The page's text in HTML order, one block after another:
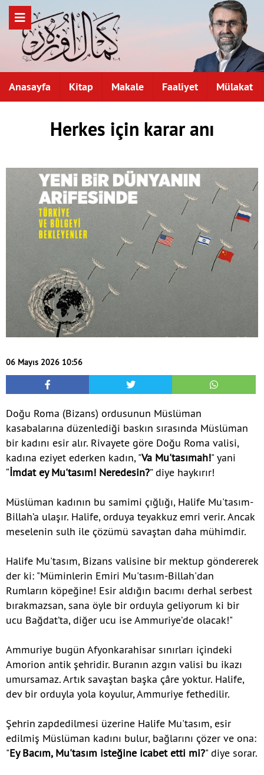
Anasayfa Kitap Makale Faaliyet Mülakat
Herkes için karar anı
06 Mayıs 2026 10:56
Doğu Roma (Bizans) ordusunun Müslüman
kasabalarına düzenlediği baskın sırasında Müslüman
bir kadını esir alır. Rivayete göre Doğu Roma valisi,
kadına eziyet ederken kadın, "Va Mu'tasımah!" yani
“İmdat ey Mu'tasım! Neredesin?” diye haykırır!
Müslüman kadının bu samimi çığlığı, Halife Mu'tasım-
Billah’a ulaşır. Halife, orduya teyakkuz emri verir. Ancak
meselenin sulh ile çözümü savaştan daha mühimdir.
Halife Mu'tasım, Bizans valisine bir mektup göndererek
der ki: "Müminlerin Emiri Mu'tasım-Billah'dan
Rumların köpeğine! Esir aldığın bacımı derhal serbest
bırakmazsan, sana öyle bir orduyla geliyorum ki bir
ucu Bağdat’ta, diğer ucu ise Ammuriye’de olacak!"
Ammuriye bugün Afyonkarahisar sınırları içindeki
Amorion antik şehridir. Buranın azgın valisi bu ikazı
umursamaz. Artık savaştan başka çâre yoktur. Halife,
dev bir orduyla yola koyulur, Ammuriye fethedilir.
Şehrin zapdedilmesi üzerine Halife Mu'tasım, esir
edilmiş Müslüman kadını bulur, bağlarını çözer ve ona:
"Ey Bacım, Mu'tasım isteğine icabet etti mi?" diye sorar.